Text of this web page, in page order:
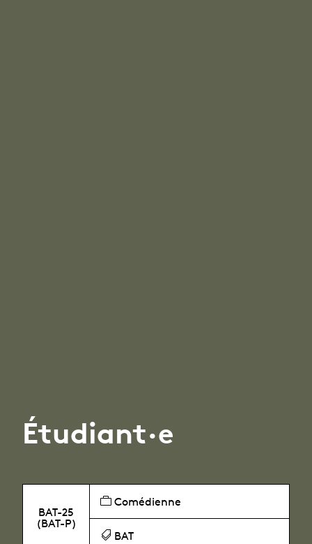
Étudiant·e
BAT-25
(BAT-P)
Comédienne
BAT